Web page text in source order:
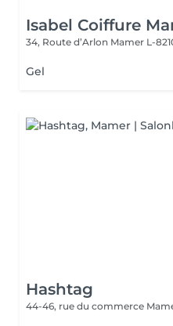
Isabel Coiffure
34, Route d’Arlon Mamer L-
Gel
Hashtag
44-46, rue du commerce